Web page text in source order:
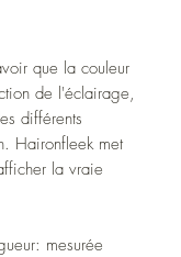
que la couleur
de l'éclairage,
différents
Haironfleek met
la vraie
mesurée